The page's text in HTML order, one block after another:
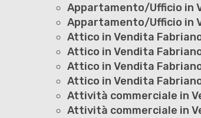
Appartamento/Ufficio in
Appartamento/Ufficio in
Attico in Vendita Fabriano
Attico in Vendita Fabriano
Attico in Vendita Fabriano
Attico in Vendita Fabriano
Attività commerciale in
Attività commerciale in